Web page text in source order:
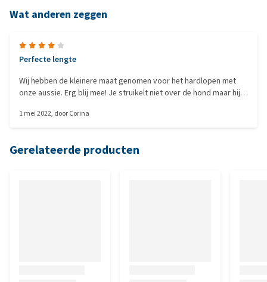
Wat anderen zeggen
Perfecte lengte
Wij hebben de kleinere maat genomen voor het hardlopen met
onze aussie. Erg blij mee! Je struikelt niet over de hond maar hij is
maar dit past het beste bij ons. Let er wel op dat de omtrek van
1 mei 2022, doorCorina
Gerelateerde producten